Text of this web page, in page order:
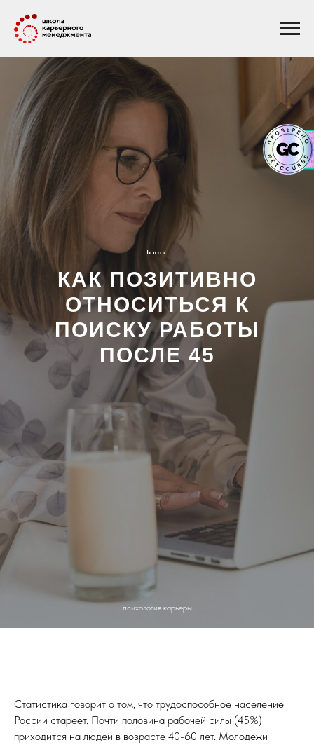
Блог
КАК ПОЗИТИВНО
ОТНОСИТЬСЯ К
ПОИСКУ РАБОТЫ
ПОСЛЕ 45
психология карьеры
Статистика говорит о том, что трудоспособное население
России стареет. Почти половина рабочей силы (45%)
приходится на людей в возрасте 40-60 лет. Молодежи